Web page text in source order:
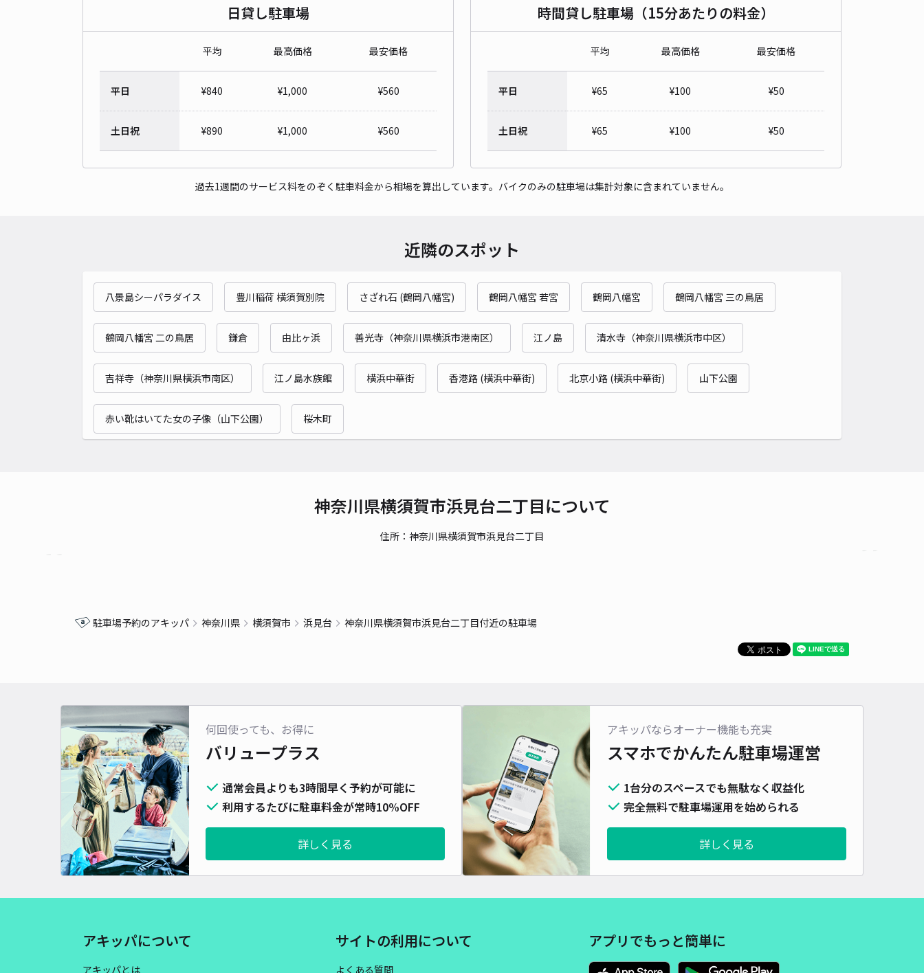
横須賀市田浦大作町139-1 田浦大作駐車場＃
4.5/ 4件
¥1,320〜/ 日 ¥110〜 / 15分
時間貸し可
長さ 500cm 以下 車幅
田浦町4丁目24駐車場
0/ 0件
¥1,000〜/ 日 ¥50〜 / 15分
貸出時間24時間営業 タイプ 平置き
日貸し駐車場
平均 最高価格 最安価格
平日 ¥840 ¥1,000 ¥560
土日祝 ¥890 ¥1,000 ¥560
時間貸し駐車場（15分あたりの料金）
平均 最高価格 最安価格
平日 ¥65 ¥100 ¥50
土日祝 ¥65 ¥100 ¥50
過去1週間のサービス料をのぞく駐車料金から相場を算出しています。バイクのみの駐車場は集計対象に含まれていません。
近隣のスポット
八景島シーパラダイス 豊川稲荷 横須賀別院 さざれ石 (鶴岡八幡宮) 鶴岡八幡宮 若宮 鶴岡八幡宮 鶴岡八幡宮 三の鳥居
鶴岡八幡宮 二の鳥居 鎌倉 由比ヶ浜 善光寺（神奈川県横浜市港南区） 江ノ島 清水寺（神奈川県横浜市中区）
吉祥寺（神奈川県横浜市南区） 江ノ島水族館 横浜中華街 香港路 (横浜中華街) 北京小路 (横浜中華街) 山下公園
赤い靴はいてた女の子像（山下公園） 桜木町
神奈川県横須賀市浜見台二丁目について
住所：神奈川県横須賀市浜見台二丁目
駐車場予約のアキッパ 神奈川県 横須賀市 浜見台 神奈川県横須賀市浜見台二丁目付近の駐車場
何回使っても、お得に
バリュープラス
通常会員よりも3時間早く予約が可能に
利用するたびに駐車料金が常時10%OFF
詳しく見る
アキッパならオーナー機能も充実
スマホでかんたん駐車場運営
1台分のスペースでも無駄なく収益化
完全無料で駐車場運用を始められる
詳しく見る
アキッパについて
アキッパとは
サイトの利用について
よくある質問
アプリでもっと簡単に